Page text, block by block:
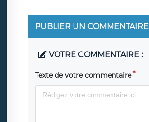
PUBLIER UN COMMENTAIRE
VOTRE COMMENTAIRE :
Texte de votre commentaire